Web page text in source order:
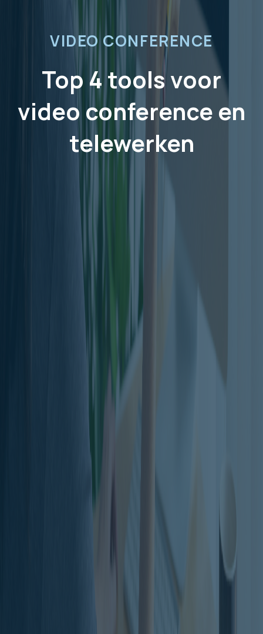
VIDEO CONFERENCE
Top 4 tools voor
video conference en
telewerken